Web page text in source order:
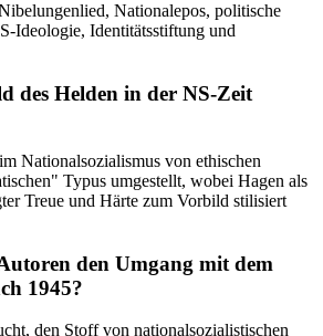
Nationalepos, politische
Ideologie, Identitätsstiftung und
des Helden in der NS-Zeit
Nationalsozialismus von ethischen
Typus umgestellt, wobei Hagen als
Treue und Härte zum Vorbild stilisiert
den Umgang mit dem
1945?
den Stoff von nationalsozialistischen